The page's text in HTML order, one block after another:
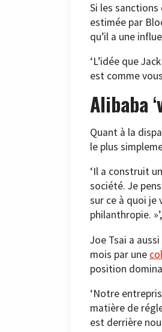
Si les
estimée par
qu’il a une
‘L’idée que
est comme
Alibaba
Quant à la
le plus
‘Il a construit
société. Je
sur ce à quoi je
philanthropie.
Joe Tsai a
mois par une
position
‘Notre
matière de
est derrière